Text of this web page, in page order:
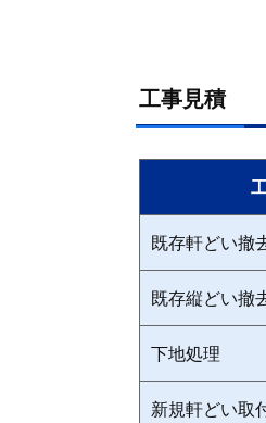
工事見積
既存軒どい撤
既存縦どい撤
下地処理
新規軒どい取